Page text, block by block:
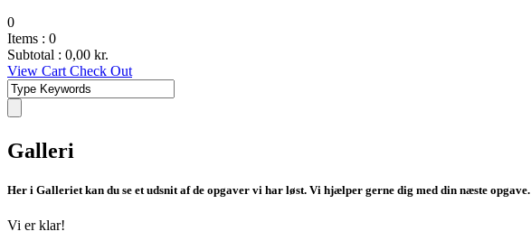
0
Items : 0
Subtotal : 0,00 kr.
View Cart Check Out
Galleri
Her i Galleriet kan du se et udsnit af de opgaver vi har løst. Vi hjælper gerne dig med din næste opgave.
Vi er klar!